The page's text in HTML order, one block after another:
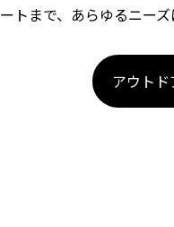
ートまで、あらゆるニーズ
アウト